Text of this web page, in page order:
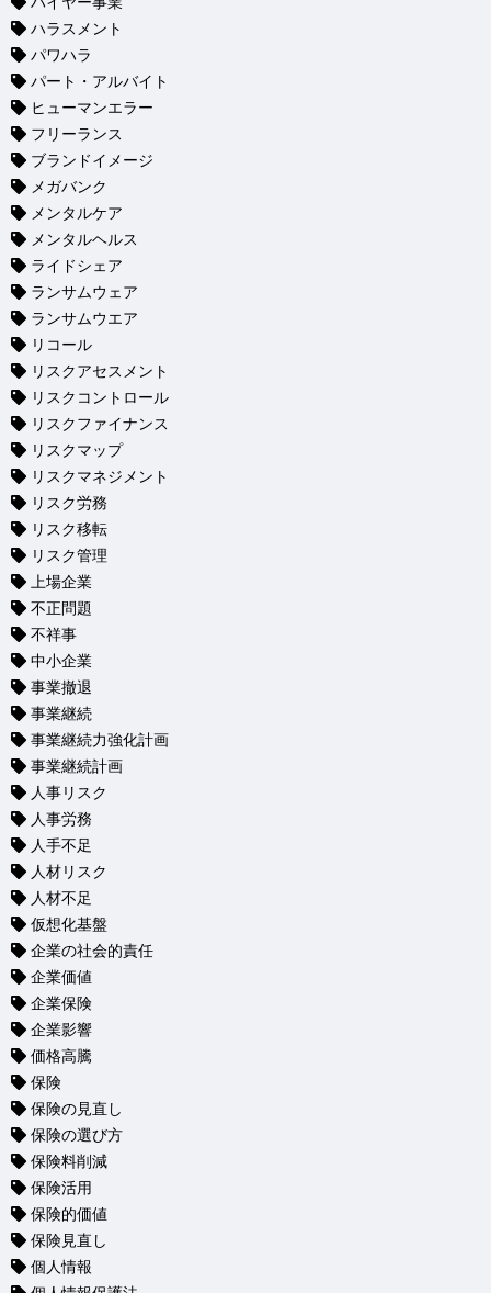
ハラスメント
パワハラ
パート・アルバイト
ヒューマンエラー
フリーランス
ブランドイメージ
メガバンク
メンタルケア
メンタルヘルス
ライドシェア
ランサムウェア
ランサムウエア
リコール
リスクアセスメント
リスクコントロール
リスクファイナンス
リスクマップ
リスクマネジメント
リスク労務
リスク移転
リスク管理
上場企業
不正問題
不祥事
中小企業
事業撤退
事業継続
事業継続力強化計画
事業継続計画
人事リスク
人事労務
人手不足
人材リスク
人材不足
仮想化基盤
企業の社会的責任
企業価値
企業保険
企業影響
価格高騰
保険
保険の見直し
保険の選び方
保険料削減
保険活用
保険的価値
保険見直し
個人情報